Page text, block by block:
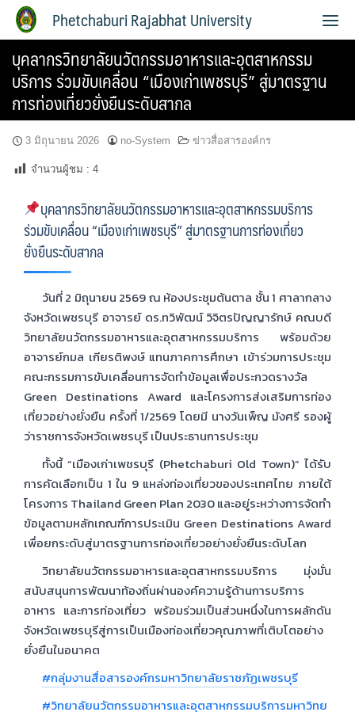
Phetchaburi Rajabhat University
บุคลากรวิทยาลัยนวัตกรรมอาหารและอุตสาหกรรม
บริการ ร่วมขับเคลื่อน “เมืองเก่าเพชรบุรี” สู่มาตรฐาน
การท่องเที่ยวยั่งยืนระดับสากล
3 มิถุนายน 2026 no-System ข่าวสื่อสารองค์กร
จำนวนผู้ชม : 4
บุคลากรวิทยาลัยนวัตกรรมอาหารและอุตสาหกรรมบริการ
ร่วมขับเคลื่อน “เมืองเก่าเพชรบุรี” สู่มาตรฐานการท่องเที่ยว
ยั่งยืนระดับสากล
วันที่ 2 มิถุนายน 2569 ณ ห้องประชุมต้นตาล ชั้น 1 ศาลากลาง
จังหวัดเพชรบุรี อาจารย์ ดร.ทวิพัฒน์ วิจิตรปัญญารักษ์ คณบดี
วิทยาลัยนวัตกรรมอาหารและอุตสาหกรรมบริการ พร้อมด้วย
อาจารย์กมล เกียรติพงษ์ แทนภาคการศึกษา เข้าร่วมการประชุม
คณะกรรมการขับเคลื่อนการจัดทำข้อมูลเพื่อประกวดรางวัล
Green Destinations Award และโครงการส่งเสริมการท่อง
เที่ยวอย่างยั่งยืน ครั้งที่ 1/2569 โดยมี นางวันเพ็ญ มังศรี รองผู้
ว่าราชการจังหวัดเพชรบุรี เป็นประธานการประชุม
ทั้งนี้ “เมืองเก่าเพชรบุรี (Phetchaburi Old Town)” ได้รับ
การคัดเลือกเป็น 1 ใน 9 แหล่งท่องเที่ยวของประเทศไทย ภายใต้
โครงการ Thailand Green Plan 2030 และอยู่ระหว่างการจัดทำ
ข้อมูลตามหลักเกณฑ์การประเมิน Green Destinations Award
เพื่อยกระดับสู่มาตรฐานการท่องเที่ยวอย่างยั่งยืนระดับโลก
วิทยาลัยนวัตกรรมอาหารและอุตสาหกรรมบริการ มุ่งมั่น
สนับสนุนการพัฒนาท้องถิ่นผ่านองค์ความรู้ด้านการบริการ
อาหาร และการท่องเที่ยว พร้อมร่วมเป็นส่วนหนึ่งในการผลักดัน
จังหวัดเพชรบุรีสู่การเป็นเมืองท่องเที่ยวคุณภาพที่เติบโตอย่าง
ยั่งยืนในอนาคต
#กลุ่มงานสื่อสารองค์กรมหาวิทยาลัยราชภัฏเพชรบุรี
#วิทยาลัยนวัตกรรมอาหารและอุตสาหกรรมบริการมหาวิทย